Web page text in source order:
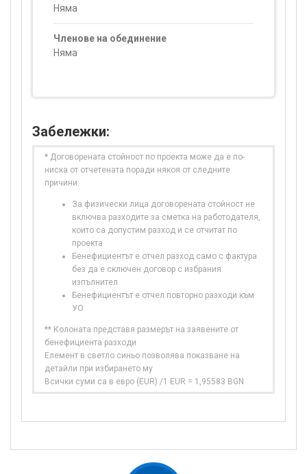
Няма
Членове на обединение
Няма
Забележки:
* Договорената стойност по проекта може да е по-
ниска от отчетената поради някоя от следните
причини:
За физически лица договорената стойност не
включва разходите за сметка на работодателя,
които са допустим разход и се отчитат по
проекта
Бенефициентът е отчел разход само с фактура
без да е сключен договор с избрания
изпълнител
Бенефициентът е отчел повторно разходи към
УО
** Колоната представя размерът на заявените от
бенефициента разходи
Елемент в светло синьо позволява показване на
детайли при избирането му
Всички суми са в евро (EUR) /1 EUR = 1,95583 BGN